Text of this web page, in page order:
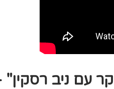
ניב רסקין" –